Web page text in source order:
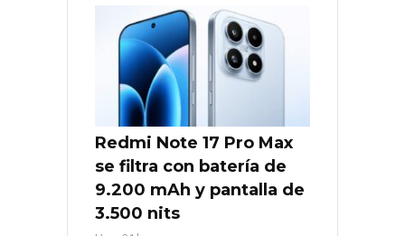
Redmi Note 17 Pro Max
se filtra con batería de
9.200 mAh y pantalla de
3.500 nits